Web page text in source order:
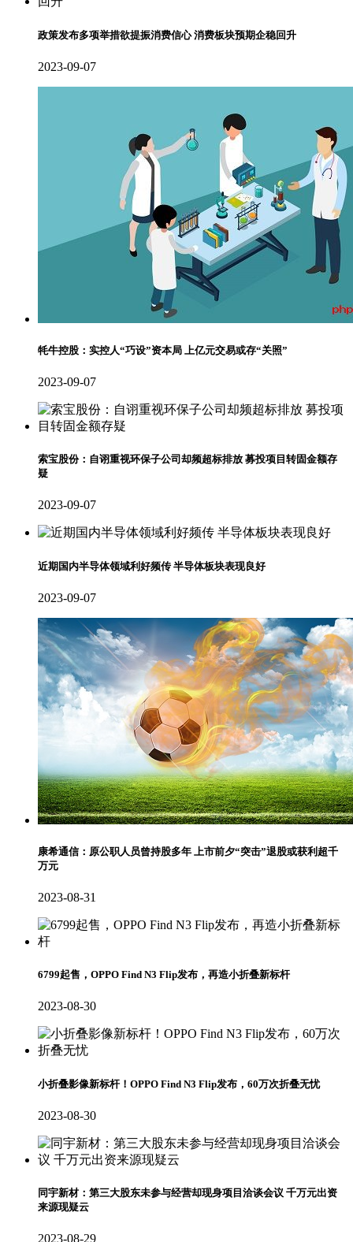
政策发布多项举措欲提振消费信心 消费板块预期企稳回升
2023-09-07
牦牛控股：实控人“巧设”资本局 上亿元交易或存“关照”
2023-09-07
索宝股份：自诩重视环保子公司却频超标排放 募投项目转固金额存
疑
2023-09-07
近期国内半导体领域利好频传 半导体板块表现良好
2023-09-07
康希通信：原公职人员曾持股多年 上市前夕“突击”退股或获利超千
万元
2023-08-31
6799起售，OPPO Find N3 Flip发布，再造小折叠新标杆
2023-08-30
小折叠影像新标杆！OPPO Find N3 Flip发布，60万次折叠无忧
2023-08-30
同宇新材：第三大股东未参与经营却现身项目洽谈会议 千万元出资
来源现疑云
2023-08-29